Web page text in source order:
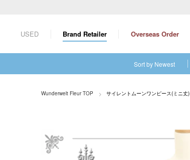
USED Brand Retailer Overseas Order
Sort by Newest
Wunderwelt Fleur TOP サイレントムーンワンピース(ミニ丈)